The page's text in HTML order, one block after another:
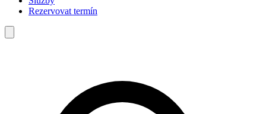
Rezervovat termín